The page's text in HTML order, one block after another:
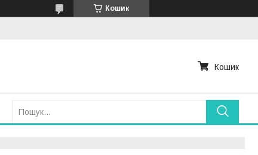
Кошик
Кошик